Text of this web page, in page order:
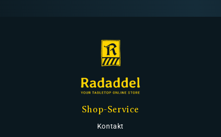
Shop-Service
Kontakt